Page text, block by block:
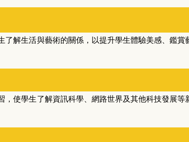
了解生活與藝術的關係，以提升學生體驗美感、鑑賞
，使學生了解資訊科學、網路世界及其他科技發展等